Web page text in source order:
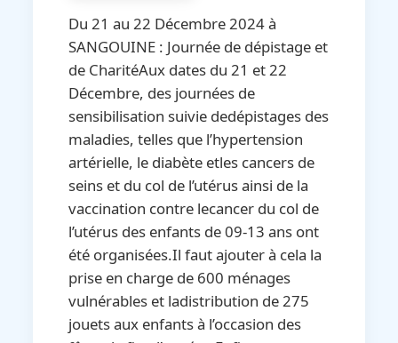
Du 21 au 22 Décembre 2024 à
SANGOUINE : Journée de dépistage et
de CharitéAux dates du 21 et 22
Décembre, des journées de
sensibilisation suivie dedépistages des
maladies, telles que l’hypertension
artérielle, le diabète etles cancers de
seins et du col de l’utérus ainsi de la
vaccination contre lecancer du col de
l’utérus des enfants de 09-13 ans ont
été organisées.Il faut ajouter à cela la
prise en charge de 600 ménages
vulnérables et ladistribution de 275
jouets aux enfants à l’occasion des